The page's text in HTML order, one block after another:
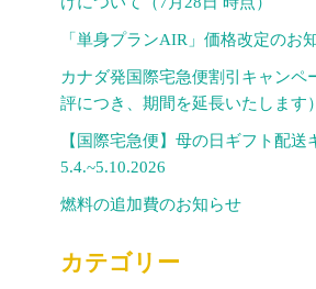
「単身プランAIR」価格改定のお
カナダ発国際宅急便割引キャンペ
評につき、期間を延長いたします）
【国際宅急便】母の日ギフト配送
5.4.~5.10.2026
燃料の追加費のお知らせ
カテゴリー